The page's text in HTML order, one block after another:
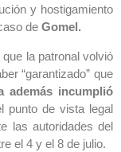
y hostigamiento
de Gomel.
la patronal volvió
“garantizado” que
además incumplió
punto de vista legal
las autoridades del
el 4 y el 8 de julio.